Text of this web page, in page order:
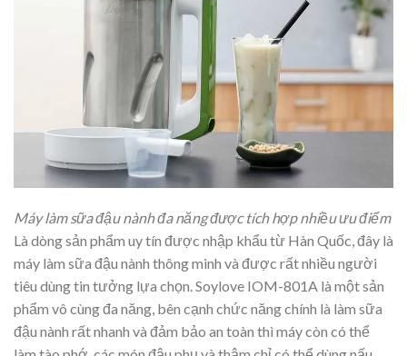
Máy làm sữa đậu nành đa năng được tích hợp nhiều ưu điểm
Là dòng sản phẩm uy tín được nhập khẩu từ Hàn Quốc, đây là
máy làm sữa đậu nành thông minh và được rất nhiều người
tiêu dùng tin tưởng lựa chọn. Soylove IOM-801A là một sản
phẩm vô cùng đa năng, bên cạnh chức năng chính là làm sữa
đậu nành rất nhanh và đảm bảo an toàn thì máy còn có thể